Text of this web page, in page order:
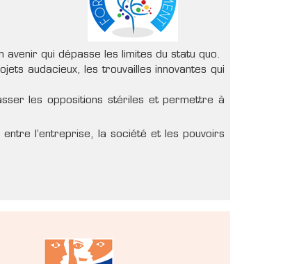
qui dépasse les limites du statu quo.
audacieux, les trouvailles innovantes qui
les oppositions stériles et permettre à
l’entreprise, la société et les pouvoirs